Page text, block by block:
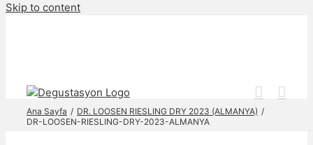
Skip to content
Ana Sayfa
DR. LOOSEN RIESLING DRY 2023 (ALMANYA)
DR-LOOSEN-RIESLING-DRY-2023-ALMANYA